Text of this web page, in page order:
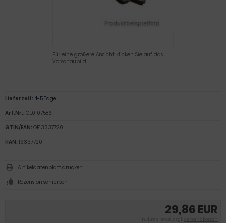
Für eine größere Ansicht klicken Sie auf das
Vorschaubild
29,86 EUR
inkl. 19 % MwSt. zzgl. Versandkosten
Lieferzeit: 4-5 Tage
Art.Nr.: OE0107586
GTIN/EAN: OE13337720
HAN: 13337720
Artikeldatenblatt drucken
Rezension schreiben